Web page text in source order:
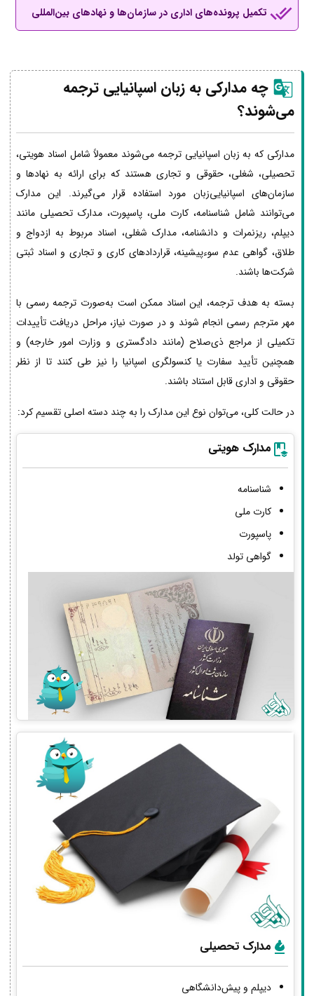
تکمیل پرونده‌های اداری در سازمان‌ها و نهادهای بین‌المللی
چه مدارکی به زبان اسپانیایی ترجمه
می‌شوند؟
مدارکی که به زبان اسپانیایی ترجمه می‌شوند معمولاً شامل اسناد هویتی،
تحصیلی، شغلی، حقوقی و تجاری هستند که برای ارائه به نهادها و
سازمان‌های اسپانیایی‌زبان مورد استفاده قرار می‌گیرند. این مدارک
می‌توانند شامل شناسنامه، کارت ملی، پاسپورت، مدارک تحصیلی مانند
دیپلم، ریزنمرات و دانشنامه، مدارک شغلی، اسناد مربوط به ازدواج و
طلاق، گواهی عدم سوءپیشینه، قراردادهای کاری و تجاری و اسناد ثبتی
شرکت‌ها باشند.
بسته به هدف ترجمه، این اسناد ممکن است به‌صورت ترجمه رسمی با
مهر مترجم رسمی انجام شوند و در صورت نیاز، مراحل دریافت تأییدات
تکمیلی از مراجع ذی‌صلاح (مانند دادگستری و وزارت امور خارجه) و
همچنین تأیید سفارت یا کنسولگری اسپانیا را نیز طی کنند تا از نظر
حقوقی و اداری قابل استناد باشند.
در حالت کلی، می‌توان نوع این مدارک را به چند دسته اصلی تقسیم کرد:
مدارک هویتی
شناسنامه
کارت ملی
پاسپورت
گواهی تولد
مدارک تحصیلی
دیپلم و پیش‌دانشگاهی